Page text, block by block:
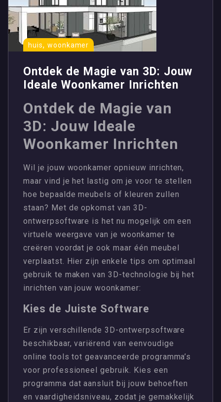
huis, woonkamer
Ontdek de Magie van 3D: Jouw
Ideale Woonkamer Inrichten
Ontdek de Magie van
3D: Jouw Ideale
Woonkamer Inrichten
Wil je jouw woonkamer opnieuw inrichten,
maar vind je het lastig om je voor te stellen
hoe bepaalde meubels of kleuren zullen
staan? Met de opkomst van 3D-
ontwerpsoftware is het nu mogelijk om een
virtuele weergave van je woonkamer te
creëren voordat je ook maar één meubel
verplaatst. Hier zijn enkele tips om optimaal
gebruik te maken van 3D-technologie bij het
inrichten van jouw woonkamer:
Kies de Juiste Software
Er zijn verschillende 3D-ontwerpsoftware
beschikbaar, variërend van eenvoudige
online tools tot geavanceerde programma’s
voor professioneel gebruik. Kies een
programma dat aansluit bij jouw behoeften
en vaardigheidsniveau, zodat je gemakkelijk